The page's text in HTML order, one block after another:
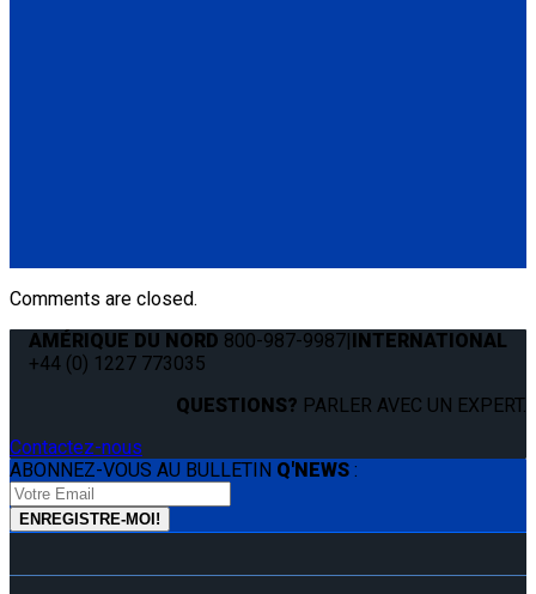
Comments are closed.
AMÉRIQUE DU NORD 800-987-9987
INTERNATIONAL
+44 (0) 1227 773035
QUESTIONS? PARLER AVEC UN EXPERT.
Contactez-nous
ABONNEZ-VOUS AU BULLETIN Q'NEWS :